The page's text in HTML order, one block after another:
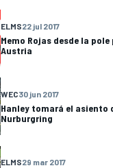
ELMS22 jul 2017
Memo Rojas desde la
Austria
WEC30 jun 2017
Hanley tomará el asiento
Nurburgring
ELMS29 mar 2017